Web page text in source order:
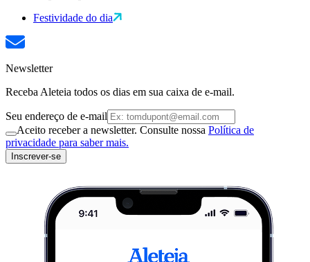
Festividade do dia
Newsletter
Receba Aleteia todos os dias em sua caixa de e-mail.
Seu endereço de e-mail
Aceito receber a newsletter. Consulte nossa Política de
privacidade para saber mais.
Inscrever-se